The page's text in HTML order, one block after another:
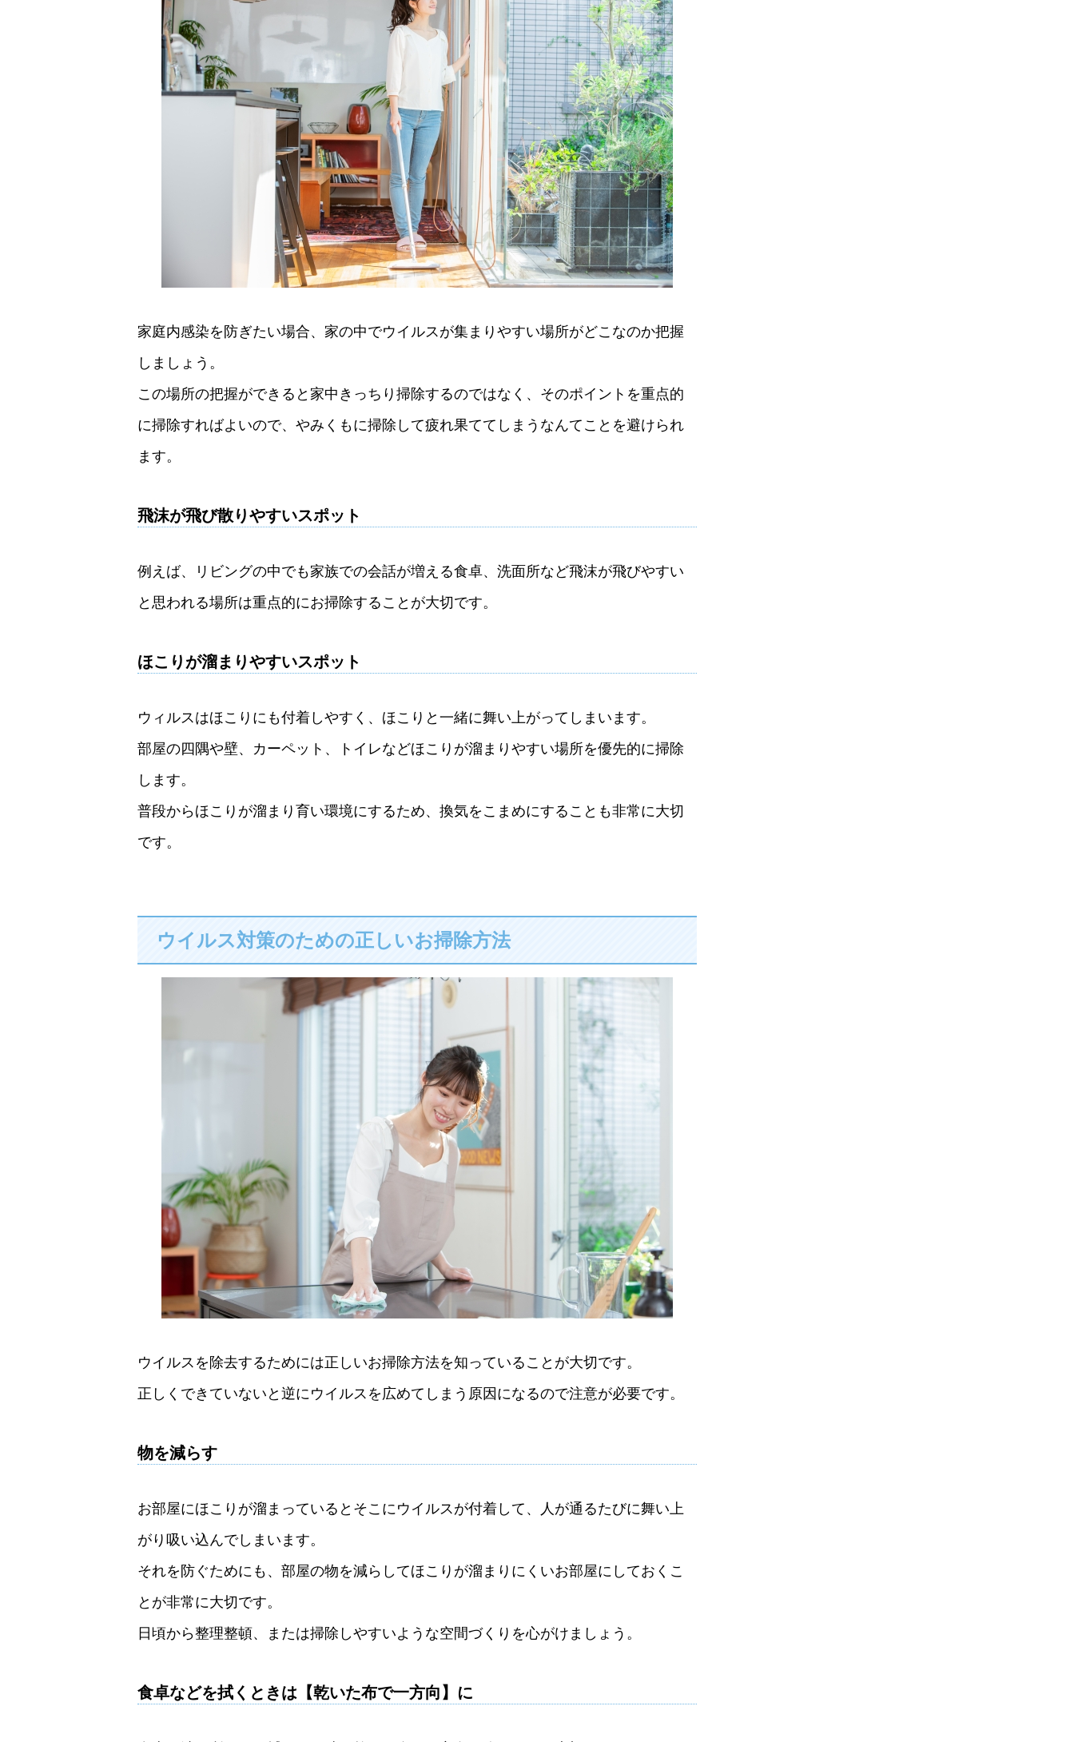
家庭内感染を防ぎたい場合、家の中でウイルスが集まりやすい場所がどこなのか把握
しましょう。
この場所の把握ができると家中きっちり掃除するのではなく、そのポイントを重点的
に掃除すればよいので、やみくもに掃除して疲れ果ててしまうなんてことを避けられ
ます。
飛沫が飛び散りやすいスポット
例えば、リビングの中でも家族での会話が増える食卓、洗面所など飛沫が飛びやすい
と思われる場所は重点的にお掃除することが大切です。
ほこりが溜まりやすいスポット
ウィルスはほこりにも付着しやすく、ほこりと一緒に舞い上がってしまいます。
部屋の四隅や壁、カーペット、トイレなどほこりが溜まりやすい場所を優先的に掃除
します。
普段からほこりが溜まり育い環境にするため、換気をこまめにすることも非常に大切
です。
ウイルス対策のための正しいお掃除方法
ウイルスを除去するためには正しいお掃除方法を知っていることが大切です。
正しくできていないと逆にウイルスを広めてしまう原因になるので注意が必要です。
物を減らす
お部屋にほこりが溜まっているとそこにウイルスが付着して、人が通るたびに舞い上
がり吸い込んでしまいます。
それを防ぐためにも、部屋の物を減らしてほこりが溜まりにくいお部屋にしておくこ
とが非常に大切です。
日頃から整理整頓、または掃除しやすいような空間づくりを心がけましょう。
食卓などを拭くときは【乾いた布で一方向】に